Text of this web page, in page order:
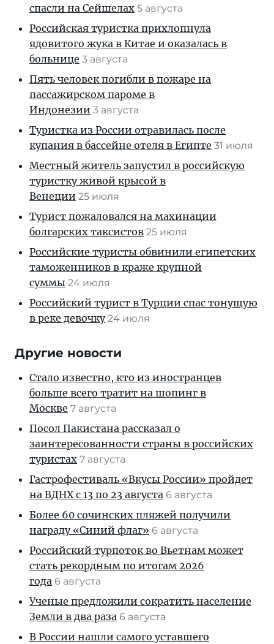
спасли на Сейшелах 5 августа
Российская туристка прихлопнула
ядовитого жука в Китае и оказалась в
больнице 3 августа
Пять человек погибли в пожаре на
пассажирском пароме в
Индонезии 3 августа
Туристка из России отравилась после
купания в бассейне отеля в Египте 31 июля
Местный житель запустил в российскую
туристку живой крысой в
Венеции 25 июля
Турист пожаловался на махинации
болгарских таксистов 25 июля
Российские туристы обвинили египетских
таможенников в краже крупной
суммы 24 июля
Российский турист в Турции спас тонущую
в реке девочку 24 июля
Другие новости
Стало известно, кто из иностранцев
больше всего тратит на шопинг в
Москве 7 августа
Посол Пакистана рассказал о
заинтересованности страны в российских
туристах 7 августа
Гастрофестиваль «Вкусы России» пройдет
на ВДНХ с 13 по 23 августа 6 августа
Более 60 сочинских пляжей получили
награду «Синий флаг» 6 августа
Российский турпоток во Вьетнам может
стать рекордным по итогам 2026
года 6 августа
Ученые предложили сократить население
Земли в два раза 6 августа
В России нашли самого уставшего